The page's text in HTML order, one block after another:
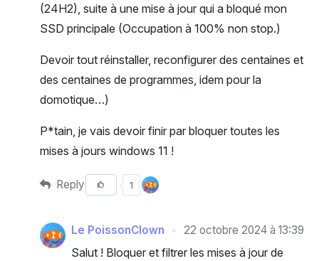
(24H2), suite à une mise à jour qui a bloqué mon
SSD principale (Occupation à 100% non stop.)
Devoir tout réinstaller, reconfigurer des centaines et
des centaines de programmes, idem pour la
domotique…)
P*tain, je vais devoir finir par bloquer toutes les
mises à jours windows 11 !
Reply 1
Le PoissonClown 22 octobre 2024 à 13:39
Salut ! Bloquer et filtrer les mises à jour de